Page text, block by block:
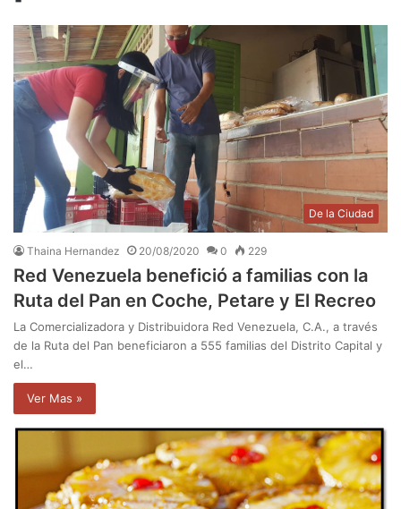
De la Ciudad
Thaina Hernandez 20/08/2020 0 229
Red Venezuela benefició a familias con la
Ruta del Pan en Coche, Petare y El Recreo
La Comercializadora y Distribuidora Red Venezuela, C.A., a través
de la Ruta del Pan beneficiaron a 555 familias del Distrito Capital y
el…
Ver Mas »